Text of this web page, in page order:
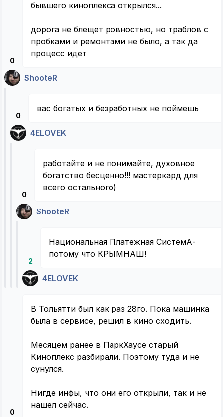
0
бывшего киноплекса открылся...
дорога не блещет ровностью, но траблов с
пробками и ремонтами не было, а так да
процесс идет
ShooteR
0
вас богатых и безработных не поймешь
4ELOVEK
0
работайте и не понимайте, духовное
богатство бесценно!!! мастеркард для
всего остального)
ShooteR
2
Национальная Платежная СистемА-
потому что КРЫМНАШ!
4ELOVEK
0
В Тольятти был как раз 28го. Пока машинка
была в сервисе, решил в кино сходить.
Месяцем ранее в ПаркХаусе старый
Киноплекс разбирали. Поэтому туда и не
сунулся.
Нигде инфы, что они его открыли, так и не
нашел сейчас.